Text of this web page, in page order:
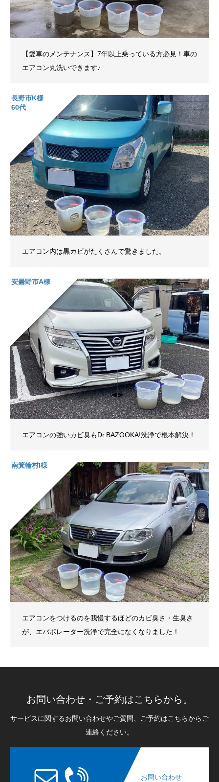
【愛車のメンテナンス】7年以上乗っている方必見！車の
エアコン丸洗いできます♪
長野市K様
60代
エアコン内は黒カビがたくさんで驚きました。
安曇野市A様
エアコンの強いカビ臭もDr.BAZOOKA!洗浄で根本解決！
南箕輪村I様
エアコンをつけるのを我慢するほどのカビ臭さ・生臭さ
が、エバポレーター洗浄で完全になくなりました！
お問い合わせ・ご予約はこちらから。
サービスに関するお問い合わせやご質問、ご予約はこちらからご
連絡ください。
お問い合わせ